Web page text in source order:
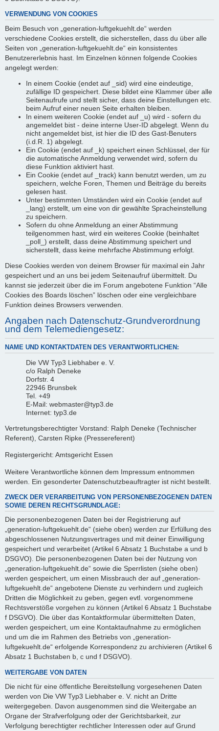
VERWENDUNG VON COOKIES
Beim Besuch von „generation-luftgekuehlt.de“ werden
verschiedene Cookies erstellt, die sicherstellen, dass du über alle
Seiten von „generation-luftgekuehlt.de“ ein konsistentes
Benutzererlebnis hast. Im Einzelnen können folgende Cookies
angelegt werden:
In einem Cookie (endet auf _sid) wird eine eindeutige,
zufällige ID gespeichert. Diese bildet eine Klammer über alle
Seitenaufrufe und stellt sicher, dass deine Einstellungen etc.
beim Aufruf einer neuen Seite erhalten bleiben.
In einem weiteren Cookie (endet auf _u) wird - sofern du
angemeldet bist - deine interne User-ID abgelegt. Wenn du
nicht angemeldet bist, ist hier die ID des Gast-Benuters
(i.d.R. 1) abgelegt.
Ein Cookie (endet auf _k) speichert einen Schlüssel, der für
die automatische Anmeldung verwendet wird, sofern du
diese Funktion aktiviert hast.
Ein Cookie (endet auf _track) kann benutzt werden, um zu
speichern, welche Foren, Themen und Beiträge du bereits
gelesen hast.
Unter bestimmten Umständen wird ein Cookie (endet auf
_lang) erstellt, um eine von dir gewählte Spracheinstellung
zu speichern.
Sofern du ohne Anmeldung an einer Abstimmung
teilgenommen hast, wird ein weiteres Cookie (beinhaltet
_poll_) erstellt, dass deine Abstimmung speichert und
sicherstellt, dass keine mehrfache Abstimmung erfolgt.
Diese Cookies werden von deinem Browser für maximal ein Jahr
gespeichert und an uns bei jedem Seitenaufruf übermittelt. Du
kannst sie jederzeit über die im Forum angebotene Funktion “Alle
Cookies des Boards löschen” löschen oder eine vergleichbare
Funktion deines Browsers verwenden.
Angaben nach Datenschutz-Grundverordnung
und dem Telemediengesetz:
NAME UND KONTAKTDATEN DES VERANTWORTLICHEN:
Die VW Typ3 Liebhaber e. V.
c/o Ralph Deneke
Dorfstr. 4
22946 Brunsbek
Tel. +49
E-Mail: webmaster@typ3.de
Internet: typ3.de
Vertretungsberechtigter Vorstand: Ralph Deneke (Technischer
Referent), Carsten Ripke (Pressereferent)
Registergericht: Amtsgericht Essen
Weitere Verantwortliche können dem Impressum entnommen
werden. Ein gesonderter Datenschutzbeauftragter ist nicht bestellt.
ZWECK DER VERARBEITUNG VON PERSONENBEZOGENEN DATEN
SOWIE DEREN RECHTSGRUNDLAGE:
Die personenbezogenen Daten bei der Registrierung auf
„generation-luftgekuehlt.de“ (siehe oben) werden zur Erfüllung des
abgeschlossenen Nutzungsvertrages und mit deiner Einwilligung
gespeichert und verarbeitet (Artikel 6 Absatz 1 Buchstabe a und b
DSGVO). Die personenbezogenen Daten bei der Nutzung von
„generation-luftgekuehlt.de“ sowie die Sperrlisten (siehe oben)
werden gespeichert, um einen Missbrauch der auf „generation-
luftgekuehlt.de“ angebotene Dienste zu verhindern und zugleich
Dritten die Möglichkeit zu geben, gegen evtl. vorgenommene
Rechtsverstöße vorgehen zu können (Artikel 6 Absatz 1 Buchstabe
f DSGVO). Die über das Kontaktformular übermittelten Daten,
werden gespeichert, um eine Kontaktaufnahme zu ermöglichen
und um die im Rahmen des Betriebs von „generation-
luftgekuehlt.de“ erfolgende Korrespondenz zu archivieren (Artikel 6
Absatz 1 Buchstaben b, c und f DSGVO).
WEITERGABE VON DATEN
Die nicht für eine öffentliche Bereitstellung vorgesehenen Daten
werden von Die VW Typ3 Liebhaber e. V. nicht an Dritte
weitergegeben. Davon ausgenommen sind die Weitergabe an
Organe der Strafverfolgung oder der Gerichtsbarkeit, zur
Verfolgung berechtigter rechtlicher Interessen oder auf Grund